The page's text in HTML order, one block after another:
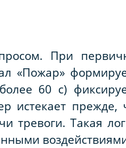
При
«Пожар»
60 с)
истекает прежде,
тревоги. Такая